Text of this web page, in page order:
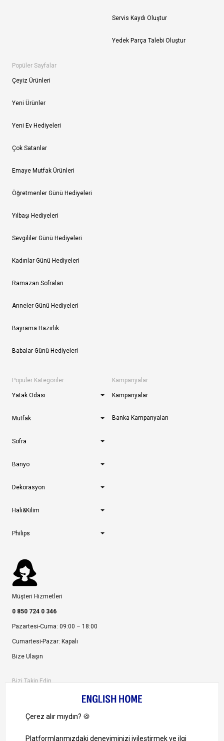
Servis Kaydı Oluştur
Yedek Parça Talebi Oluştur
Popüler Sayfalar
Çeyiz Ürünleri
Yeni Ürünler
Yeni Ev Hediyeleri
Çok Satanlar
Emaye Mutfak Ürünleri
Öğretmenler Günü Hediyeleri
Yılbaşı Hediyeleri
Sevgililer Günü Hediyeleri
Kadınlar Günü Hediyeleri
Ramazan Sofraları
Anneler Günü Hediyeleri
Bayrama Hazırlık
Babalar Günü Hediyeleri
Popüler Kategoriler
Yatak Odası
Mutfak
Sofra
Banyo
Dekorasyon
Halı&Kilim
Philips
Kampanyalar
Kampanyalar
Banka Kampanyaları
Müşteri Hizmetleri
0 850 724 0 346
Pazartesi-Cuma: 09:00 – 18:00
Cumartesi-Pazar: Kapalı
Bize Ulaşın
Bizi Takip Edin
1000 TL ve Üzeri Alışverişlerinizde Kargo Bedava!